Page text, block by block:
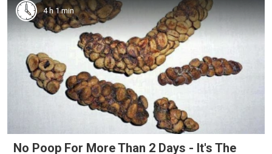
4 h 1 min
No Poop For More Than 2 Days - It's The